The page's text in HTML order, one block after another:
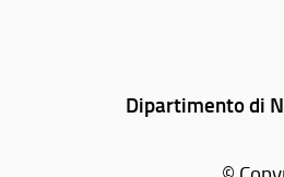
Dipartimento di